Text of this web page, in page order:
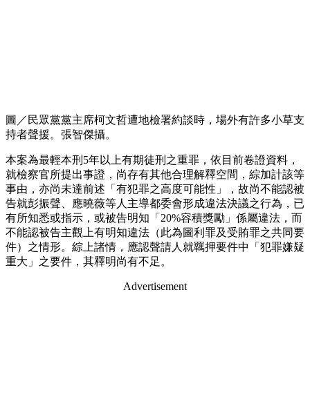
圖／民眾黨黨主席柯文哲遭地檢署約談時，場外有許多小草支
持者聲援。張智傑攝。
本案為最輕本刑5年以上有期徒刑之重罪，依目前卷證資料，
就檢察官所提出事證，尚存有其他合理解釋空間，綜加計該等
事由，亦尚未達前述「有犯罪之高度可能性」，故尚不能認被
告就彭振聲、應曉薇等人主導都委會形成違法決議之行為，已
有所知悉或指示，或被告明知「20%容積獎勵」係屬違法，而
不能認被告主觀上有明知違法（此為圖利罪及受賄罪之共同要
件）之情形。綜上諸情，應認聲請人就羈押要件中「犯罪嫌疑
重大」之要件，其釋明尚有不足。
Advertisement